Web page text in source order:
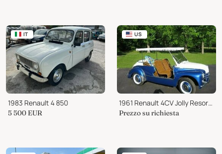
IT
1983 Renault 4 850
5 500 EUR
US
1961 Renault 4CV Jolly Resort Special
Prezzo su richiesta